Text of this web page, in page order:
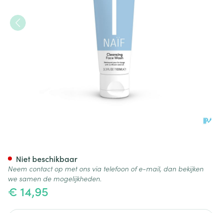
€ 14,95
Niet beschikbaar
Neem contact op met ons via telefoon of e-mail, dan bekijken
we samen de mogelijkheden.